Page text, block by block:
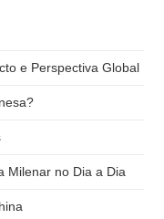
e Perspectiva Global
Milenar no Dia a Dia